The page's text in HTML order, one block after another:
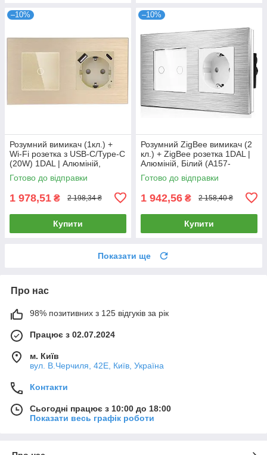
–10%
Розумний вимикач (1кл.) +
Wi-Fi розетка з USB-C/Type-C
(20W) 1DAL | Алюміній,
Золото (A157-GSW1G.WF-
STUTC.WF.GD)
Готово до відправки
1 978,51 ₴ 2 198,34 ₴
Купити
–10%
Розумний ZigBee вимикач (2
кл.) + ZigBee розетка 1DAL |
Алюміній, Білий (A157-
GSW2G.ZB-ST.ZB.WT)
Готово до відправки
1 942,56 ₴ 2 158,40 ₴
Купити
Показати ще
Про нас
98% позитивних з 125 відгуків за рік
Працює з 02.07.2024
м. Київ
вул. В.Черчиля, 42Е, Київ, Україна
Контакти
Сьогодні працює з 10:00 до 18:00
Показати весь графік роботи